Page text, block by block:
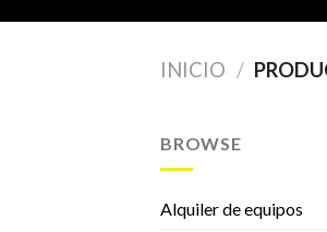
INICIO /
BROWSE
Alquiler de equipos